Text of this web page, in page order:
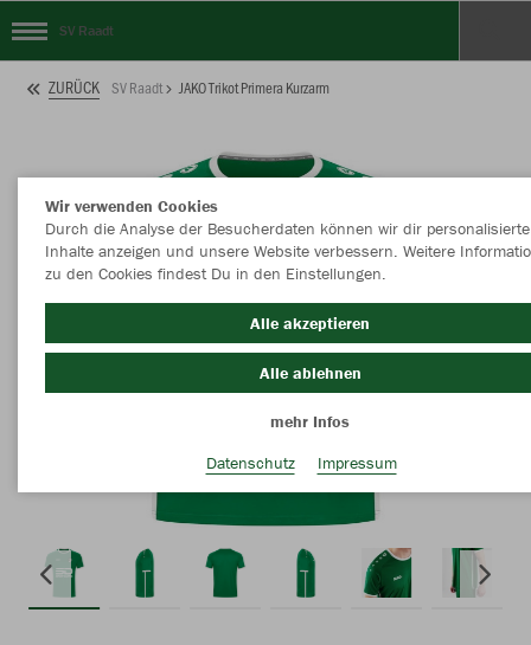
SV Raadt
ZURÜCK SV Raadt JAKO Trikot Primera Kurzarm
Wir verwenden Cookies
Durch die Analyse der Besucherdaten können wir dir personalisierte
Inhalte anzeigen und unsere Website verbessern. Weitere
zu den Cookies findest Du in den Einstellungen.
Alle akzeptieren
Alle ablehnen
mehr Infos
Datenschutz
Impressum